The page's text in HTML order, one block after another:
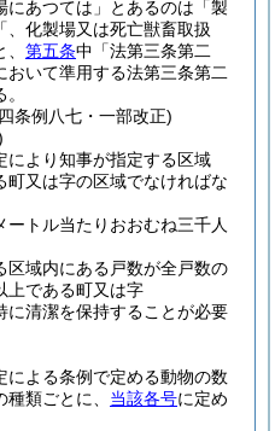
あつては」とあるのは「製
、化製場又は死亡獣畜取扱
第五条中「法第三条第二
いて準用する法第三条第二
条例八七・一部改正)
により知事が指定する区域
町又は字の区域でなければな
ートル当たりおおむね三千人
区域内にある戸数が全戸数の
上である町又は字
に清潔を保持することが必要
による条例で定める動物の数
類ごとに、 当該各号に定め